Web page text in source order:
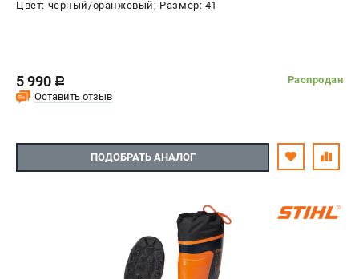
Цвет: черный/оранжевый; Размер: 41
5 990 c
Распродан
Оставить отзыв
ПОДОБРАТЬ АНАЛОГ